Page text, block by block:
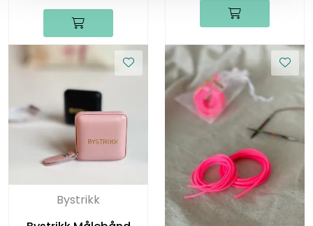
Bystrikk